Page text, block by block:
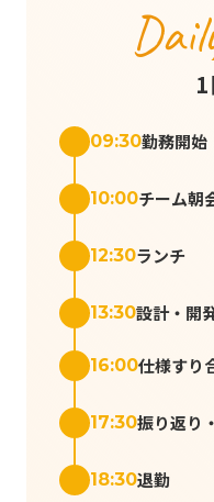
09:30勤務開始
10:00チーム朝
12:30ランチ
13:30設計・開
16:00仕様すり
17:30振り返り
18:30退勤